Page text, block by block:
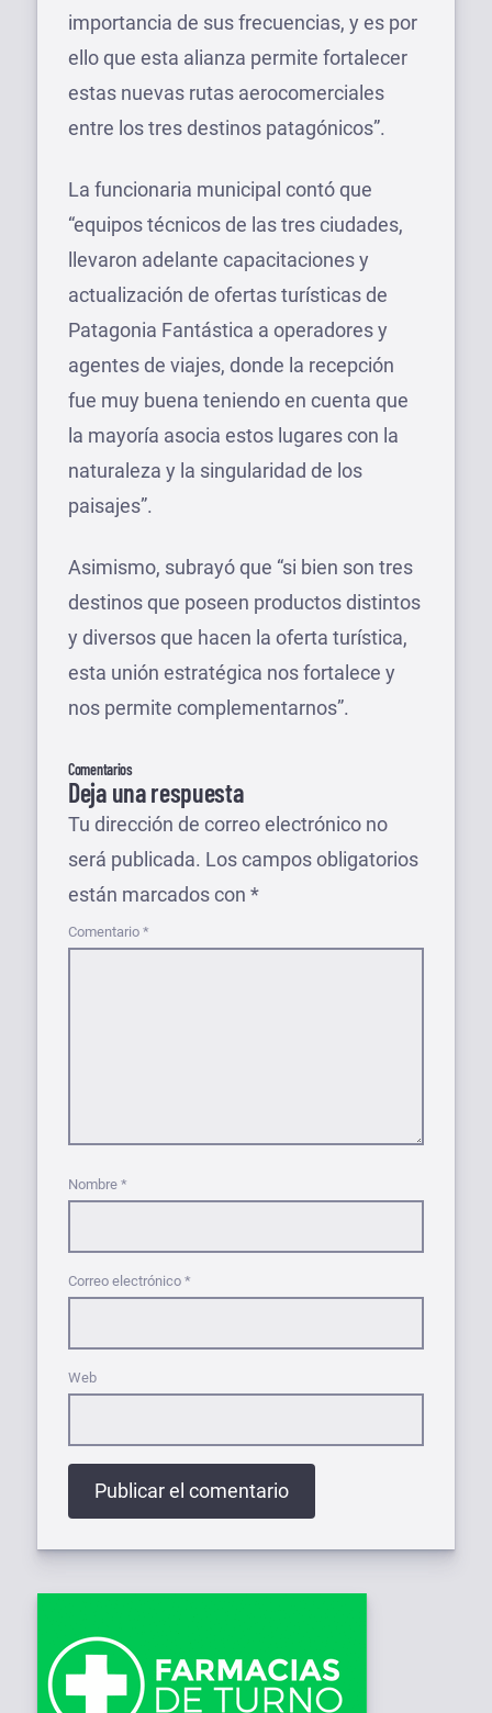
importancia de sus frecuencias, y es por
ello que esta alianza permite fortalecer
estas nuevas rutas aerocomerciales
entre los tres destinos patagónicos”.
La funcionaria municipal contó que
“equipos técnicos de las tres ciudades,
llevaron adelante capacitaciones y
actualización de ofertas turísticas de
Patagonia Fantástica a operadores y
agentes de viajes, donde la recepción
fue muy buena teniendo en cuenta que
la mayoría asocia estos lugares con la
naturaleza y la singularidad de los
paisajes”.
Asimismo, subrayó que “si bien son tres
destinos que poseen productos distintos
y diversos que hacen la oferta turística,
esta unión estratégica nos fortalece y
nos permite complementarnos”.
Comentarios
Deja una respuesta
Tu dirección de correo electrónico no
será publicada. Los campos obligatorios
están marcados con *
Comentario *
Nombre *
Correo electrónico *
Web